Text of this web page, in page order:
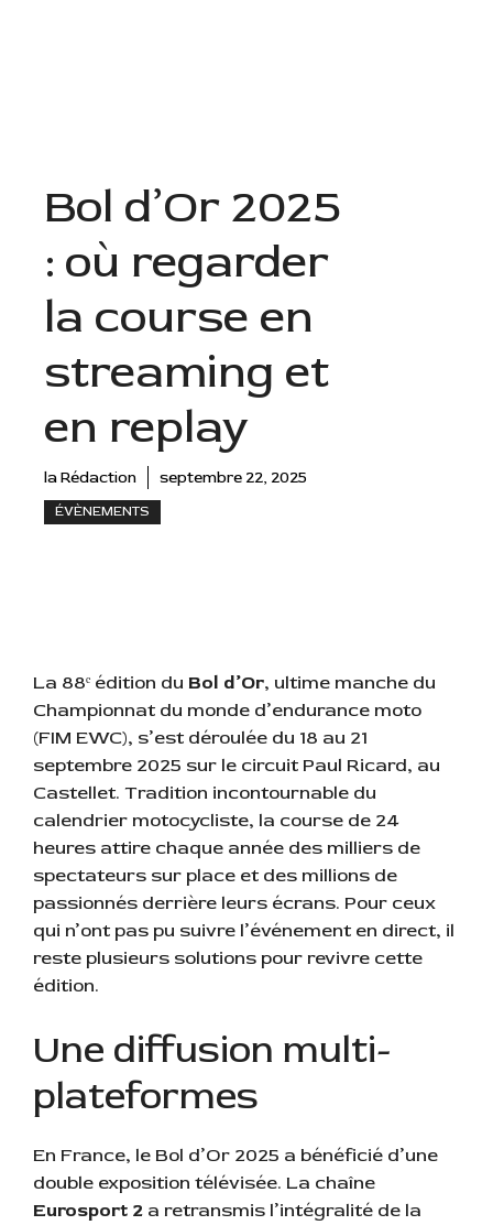
Bol d’Or 2025
: où regarder
la course en
streaming et
en replay
la Rédaction septembre 22, 2025
ÉVÈNEMENTS
La 88ᵉ édition du Bol d’Or, ultime manche du
Championnat du monde d’endurance moto
(FIM EWC), s’est déroulée du 18 au 21
septembre 2025 sur le circuit Paul Ricard, au
Castellet. Tradition incontournable du
calendrier motocycliste, la course de 24
heures attire chaque année des milliers de
spectateurs sur place et des millions de
passionnés derrière leurs écrans. Pour ceux
qui n’ont pas pu suivre l’événement en direct, il
reste plusieurs solutions pour revivre cette
édition.
Une diffusion multi-
plateformes
En France, le Bol d’Or 2025 a bénéficié d’une
double exposition télévisée. La chaîne
Eurosport 2 a retransmis l’intégralité de la